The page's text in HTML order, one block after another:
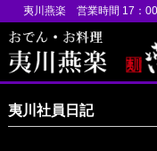
夷川燕楽 営業時間 17：
夷川社員日記